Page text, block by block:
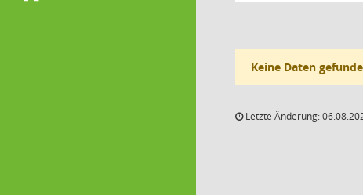
Keine Daten
Letzte Änderung: